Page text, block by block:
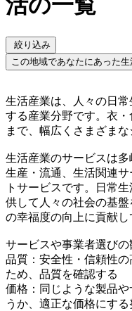
活の一覧
絞り込み
この地域であなたにあった
生活産業は、人々の日
する産業分野です。衣
まで、幅広くさまざまな
生活産業のサービスは
生産・流通、生活関連
トサービスです。日常
供して人々の社会の基
の幸福度の向上に貢献し
サービスや事業者選びの
品質：安全性・信頼性
ため、品質を確認する
価格：同じような製品
うか、適正な価格にす